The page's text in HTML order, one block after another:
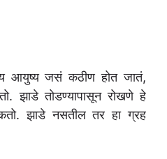
आयुष्य जसं कठीण होत जातं,
झाडे तोडण्यापासून रोखणे हे
झाडे नसतील तर हा ग्रह